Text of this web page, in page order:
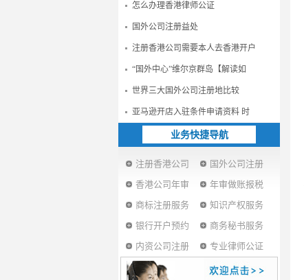
怎么办理香港律师公证
国外公司注册益处
注册香港公司需要本人去香港开户
“国外中心”维尔京群岛【解读如
世界三大国外公司注册地比较
亚马逊开店入驻条件申请资料 时
业务快捷导航
注册香港公司
国外公司注册
香港公司年审
年审做账报税
商标注册服务
知识产权服务
银行开户预约
商务秘书服务
内资公司注册
专业律师公证